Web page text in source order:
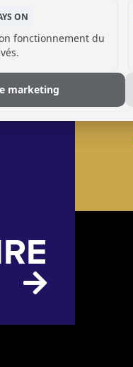
ON
fonctionnement du
marketing